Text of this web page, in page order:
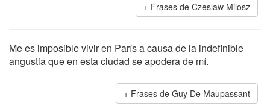
Frases de Czeslaw Milosz
Me es imposible vivir en París a causa de la indefinible
angustia que en esta ciudad se apodera de mí.
Frases de Guy De Maupassant